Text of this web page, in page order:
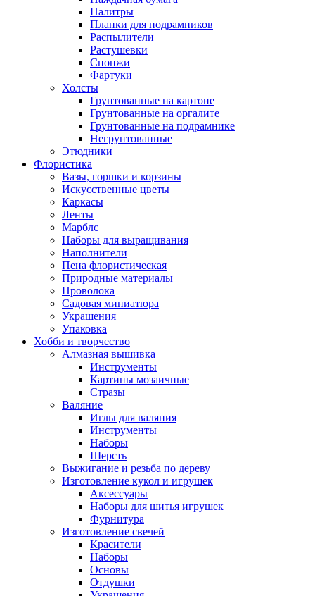
Палитры
Планки для подрамников
Распылители
Растушевки
Спонжи
Фартуки
Холсты
Грунтованные на картоне
Грунтованные на оргалите
Грунтованные на подрамнике
Негрунтованные
Этюдники
Флористика
Вазы, горшки и корзины
Искусственные цветы
Каркасы
Ленты
Марблс
Наборы для выращивания
Наполнители
Пена флористическая
Природные материалы
Проволока
Садовая миниатюра
Украшения
Упаковка
Хобби и творчество
Алмазная вышивка
Инструменты
Картины мозаичные
Стразы
Валяние
Иглы для валяния
Инструменты
Наборы
Шерсть
Выжигание и резьба по дереву
Изготовление кукол и игрушек
Аксессуары
Наборы для шитья игрушек
Фурнитура
Изготовление свечей
Красители
Наборы
Основы
Отдушки